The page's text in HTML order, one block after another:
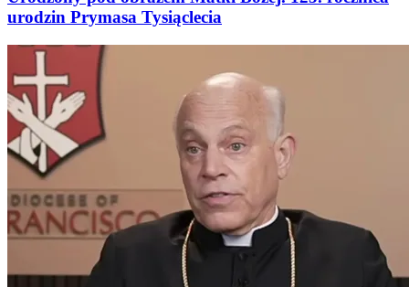
urodzin Prymasa Tysiąclecia